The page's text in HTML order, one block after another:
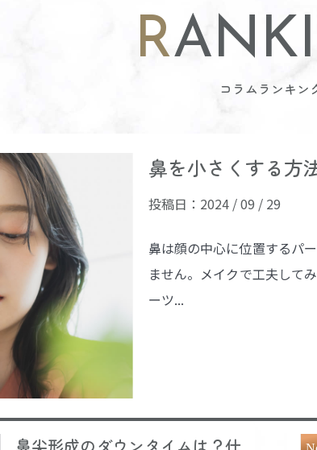
コラムランキン
鼻を小さくする方
投稿日：2024 / 09 / 29
鼻は顔の中心に位置するパ
ません。メイクで工夫して
ーツ...